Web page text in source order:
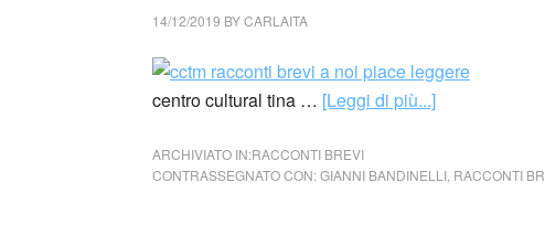
14/12/2019 BYCARLAITA
centro cultural tina … [Leggi di più...]
ARCHIVIATO IN:RACCONTI BREVI
CONTRASSEGNATO CON:GIANNI BANDINELLI RACCONTI